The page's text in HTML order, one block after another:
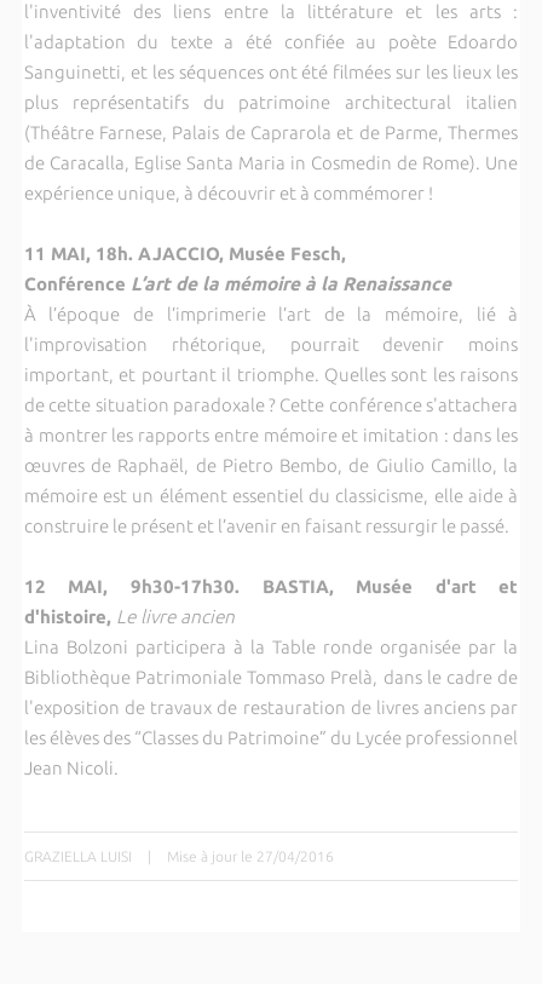
l'inventivité des liens entre la littérature et les arts :
l'adaptation du texte a été confiée au poète Edoardo
Sanguinetti, et les séquences ont été filmées sur les lieux les
plus représentatifs du patrimoine architectural italien
(Théâtre Farnese, Palais de Caprarola et de Parme, Thermes
de Caracalla, Eglise Santa Maria in Cosmedin de Rome). Une
expérience unique, à découvrir et à commémorer !
11 MAI, 18h. AJACCIO, Musée Fesch,
Conférence L’art de la mémoire à la Renaissance
À l’époque de l’imprimerie l’art de la mémoire, lié à
l'improvisation rhétorique, pourrait devenir moins
important, et pourtant il triomphe. Quelles sont les raisons
de cette situation paradoxale ? Cette conférence s'attachera
à montrer les rapports entre mémoire et imitation : dans les
œuvres de Raphaël, de Pietro Bembo, de Giulio Camillo, la
mémoire est un élément essentiel du classicisme, elle aide à
construire le présent et l’avenir en faisant ressurgir le passé.
12 MAI, 9h30-17h30. BASTIA, Musée d'art et
d'histoire, Le livre ancien
Lina Bolzoni participera à la Table ronde organisée par la
Bibliothèque Patrimoniale Tommaso Prelà, dans le cadre de
l'exposition de travaux de restauration de livres anciens par
les élèves des “Classes du Patrimoine” du Lycée professionnel
Jean Nicoli.
GRAZIELLA LUISI | Mise à jour le 27/04/2016